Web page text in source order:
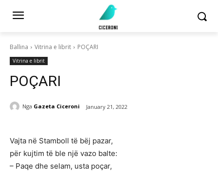
Ballina Vitrina e librit POÇARI
Vitrina e librit
POÇARI
Nga Gazeta Ciceroni January 21, 2022
Vajta në Stamboll të bëj pazar,
për kujtim të ble një vazo balte:
– Paqe dhe selam, usta poçar,